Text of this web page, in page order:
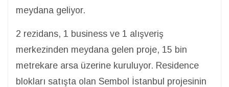
meydana geliyor.
2 rezidans, 1 business ve 1 alışveriş
merkezinden meydana gelen proje, 15 bin
metrekare arsa üzerine kuruluyor. Residence
blokları satışta olan Sembol İstanbul projesinin